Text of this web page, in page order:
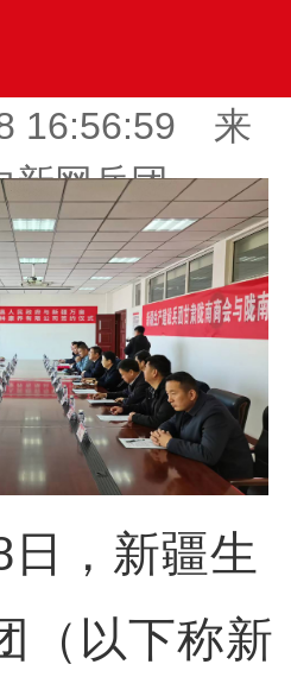
16:56:59 来
新网兵团
，新疆生
（以下称新